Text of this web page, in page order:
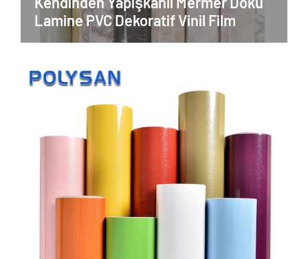
Lamine PVC Dekoratif Vinil Film